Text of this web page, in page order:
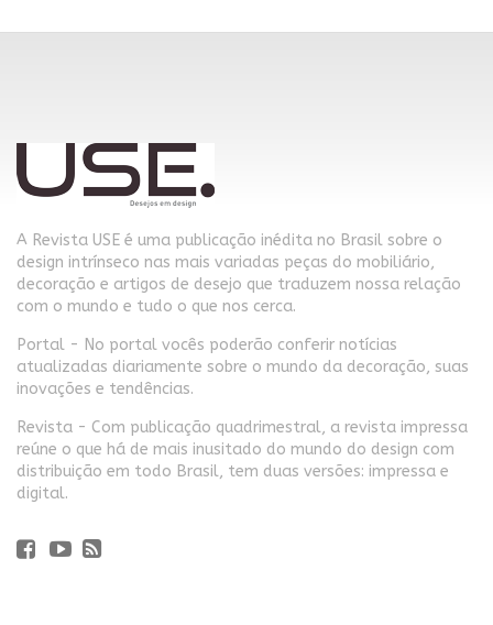
A Revista USE é uma publicação inédita no Brasil sobre o
design intrínseco nas mais variadas peças do mobiliário,
decoração e artigos de desejo que traduzem nossa relação
com o mundo e tudo o que nos cerca.
Portal - No portal vocês poderão conferir notícias
atualizadas diariamente sobre o mundo da decoração, suas
inovações e tendências.
Revista - Com publicação quadrimestral, a revista impressa
reúne o que há de mais inusitado do mundo do design com
distribuição em todo Brasil, tem duas versões: impressa e
digital.